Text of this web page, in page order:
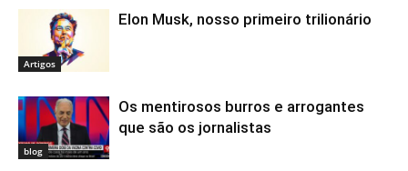
Artigos
Elon Musk, nosso primeiro trilionário
blog
Os mentirosos burros e arrogantes
que são os jornalistas